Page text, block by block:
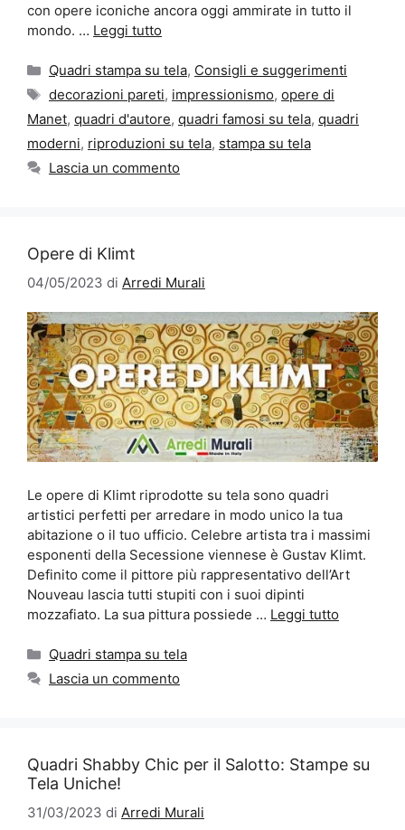
con opere iconiche ancora oggi ammirate in tutto il
mondo. … Leggi tutto
Categorie
Quadri stampa su tela, Consigli e suggerimenti
Tag
decorazioni pareti, impressionismo, opere di
Manet, quadri d'autore, quadri famosi su tela, quadri
moderni, riproduzioni su tela, stampa su tela
Lascia un commento
Opere di Klimt
04/05/2023 di Arredi Murali
Le opere di Klimt riprodotte su tela sono quadri
artistici perfetti per arredare in modo unico la tua
abitazione o il tuo ufficio. Celebre artista tra i massimi
esponenti della Secessione viennese è Gustav Klimt.
Definito come il pittore più rappresentativo dell’Art
Nouveau lascia tutti stupiti con i suoi dipinti
mozzafiato. La sua pittura possiede … Leggi tutto
Categorie
Quadri stampa su tela
Lascia un commento
Quadri Shabby Chic per il Salotto: Stampe su
Tela Uniche!
31/03/2023 di Arredi Murali